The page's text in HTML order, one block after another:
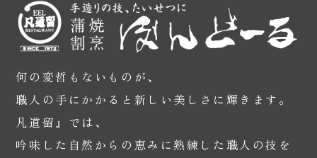
何の変哲もないものが、
職人の手にかかると新しい美しさに輝きます。
凡道留』では、
吟味した自然からの恵みに熟練した職人の技を